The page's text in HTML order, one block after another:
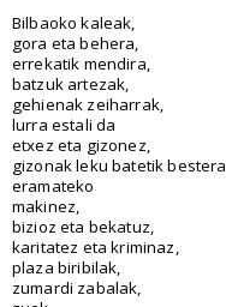
Bilbaoko kaleak,
gora eta behera,
errekatik mendira,
batzuk artezak,
gehienak zeiharrak,
lurra estali da
etxez eta gizonez,
gizonak leku batetik bestera
eramateko
makinez,
bizioz eta bekatuz,
karitatez eta kriminaz,
plaza biribilak,
zumardi zabalak,